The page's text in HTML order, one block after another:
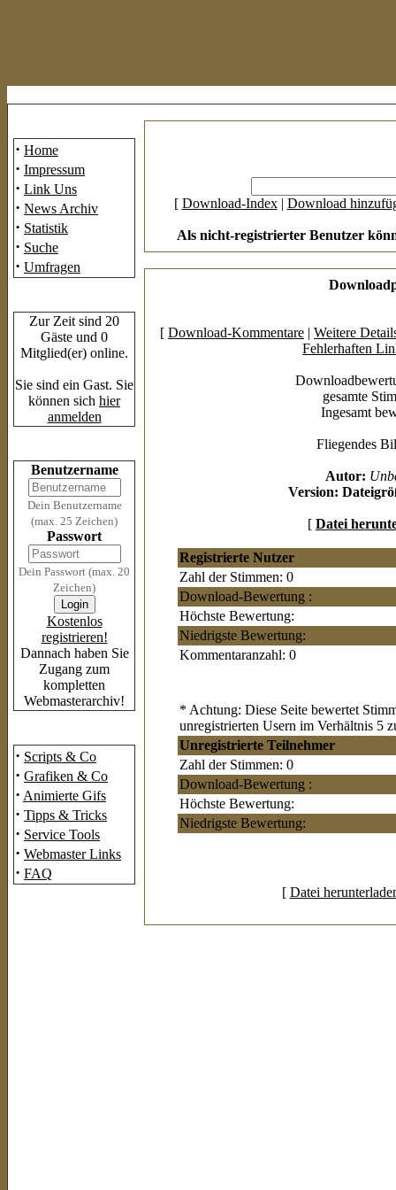
· Home
· Impressum
· Link Uns
· News Archiv
· Statistik
· Suche
· Umfragen
Zur Zeit sind 20
Gäste und 0
Mitglied(er) online.
Sie sind ein Gast. Sie
können sich hier
anmelden
Benutzername
Dein Benutzername
(max. 25 Zeichen)
Passwort
Dein Passwort (max. 20
Zeichen)
Kostenlos
registrieren!
Dannach haben Sie
Zugang zum
kompletten
Webmasterarchiv!
· Scripts & Co
· Grafiken & Co
· Animierte Gifs
· Tipps & Tricks
· Service Tools
· Webmaster Links
· FAQ
[ Download-Index| Download
Als nicht-registrierter Benutzer
[ Download-Kommentare | Weitere
Fehlerhaften
gesamte
Ingesamt
Fliegendes
Autor:
Version:
[ Datei
Registrierte Nutzer
Zahl der Stimmen: 0
Download-Bewertung :
Höchste Bewertung:
Niedrigste Bewertung:
Kommentaranzahl: 0
* Achtung: Diese Seite bewertet
unregistrierten Usern im Verhältnis 5
Unregistrierte Teilnehmer
Zahl der Stimmen: 0
Download-Bewertung :
Höchste Bewertung:
Niedrigste Bewertung:
[ Datei